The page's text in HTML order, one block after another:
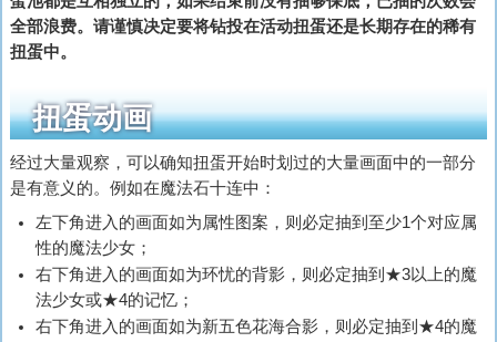
全部浪费。请谨慎决定要将钻投在活动扭蛋还是长期存在的稀有
扭蛋中。
扭蛋动画
经过大量观察，可以确知扭蛋开始时划过的大量画面中的一部分
是有意义的。例如在魔法石十连中：
左下角进入的画面如为属性图案，则必定抽到至少1个对应属
性的魔法少女；
右下角进入的画面如为环忧的背影，则必定抽到★3以上的魔
法少女或★4的记忆；
右下角进入的画面如为新五色花海合影，则必定抽到★4的魔